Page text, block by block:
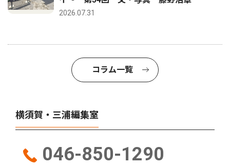
2026.07.31
コラム一覧
横須賀・三浦編集室
046-850-1290